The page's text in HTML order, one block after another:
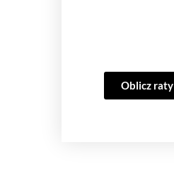
Oblicz raty